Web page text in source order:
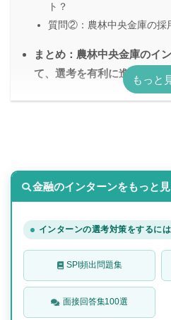
ト？
質問②：農林中央金庫の採
まとめ：農林中央金庫のイ
て、選考を有利に進めよう
金融のインターンをもっと
インターンの選考対策をするには
SPI頻出問題集
面接回答集100選